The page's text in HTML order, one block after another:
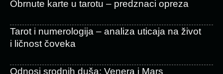
Obrnute karte u tarotu – predznaci opreza
Tarot i numerologija – analiza uticaja na život
i ličnost čoveka
Odnosi srodnih duša: Venera i Mars